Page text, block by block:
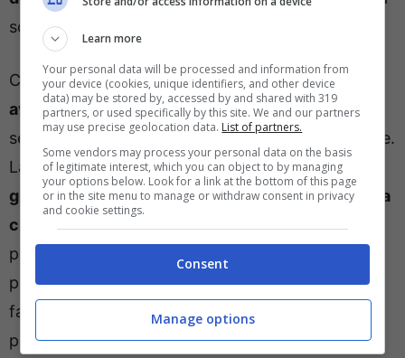
scelta tattica di Conceicao.
Come riporta il quotidiano, infatti, il francese
aveva avvertito un fastidio a un polpaccioe non
sentendosi al meglio aveva chiesto la sostituzione.
La polemica monta, in queste ore, dato che
giocatore ha deciso comunque di rispondere alla
chiamata della sua nazionalee dunque di partire
per la Francia durante la pausa. Al suo ritorno,
potrebbe non esserci un clima particolarmente
favorevole nei suoi confronti e per evitare le
polemiche della piazza Theo dovrà regalare un
Learn more
Your personal data will be processed and information from
your device (cookies, unique identifiers, and other device
data) may be stored by, accessed by and shared with 319
partners, or used specifically by this site. We and our partners
may use precise geolocation data. List of partners.
Some vendors may process your personal data on the basis
of legitimate interest, which you can object to by managing
your options below. Look for a link at the bottom of this page
or in the site menu to manage or withdraw consent in privacy
and cookie settings.
Consent
Manage options